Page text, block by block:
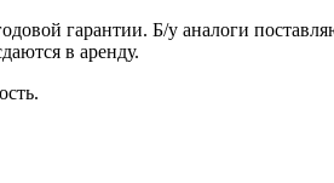
гарантии. Б/у аналоги
в аренду.